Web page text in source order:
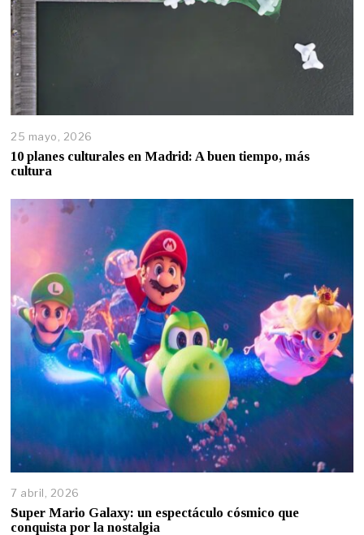
25 mayo, 2026
10 planes culturales en Madrid: A buen tiempo, más
cultura
7 abril, 2026
Super Mario Galaxy: un espectáculo cósmico que
conquista por la nostalgia